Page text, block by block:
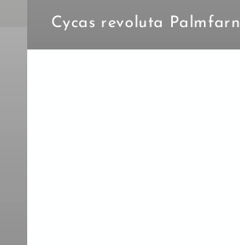
Cycas revoluta Palmfarn